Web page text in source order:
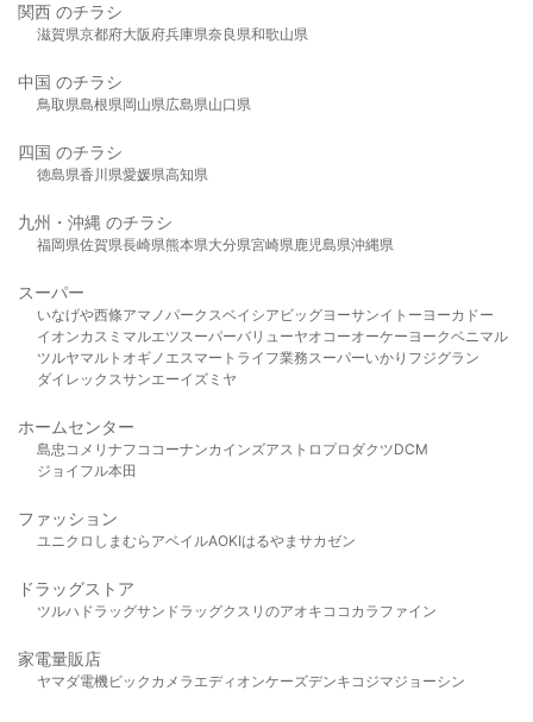
関西 のチラシ
滋賀県京都府大阪府兵庫県奈良県和歌山県
中国 のチラシ
鳥取県島根県岡山県広島県山口県
四国 のチラシ
徳島県香川県愛媛県高知県
九州・沖縄 のチラシ
福岡県佐賀県長崎県熊本県大分県宮崎県鹿児島県沖縄県
スーパー
いなげや西條アマノパークスベイシア ビッグヨーサンイトーヨーカドー
イオンカスミ マルエツスーパーバリューヤオコーオーケー ヨークベニマル
ツルヤマルト オギノ エスマート ライフ業務スーパーいかり フジグラン
ダイレックスサンエーイズミヤ
ホームセンター
島忠 コメリ ナフコ コーナンカインズアストロプロダクツDCM
ジョイフル本田
ファッション
ユニクロ しまむら アベイルAOKIはるやま サカゼン
ドラッグストア
ツルハドラッグサンドラッグクスリのアオキ ココカラファイン
家電量販店
ヤマダ電機ビックカメラ エディオンケーズデンキ コジマジョーシン